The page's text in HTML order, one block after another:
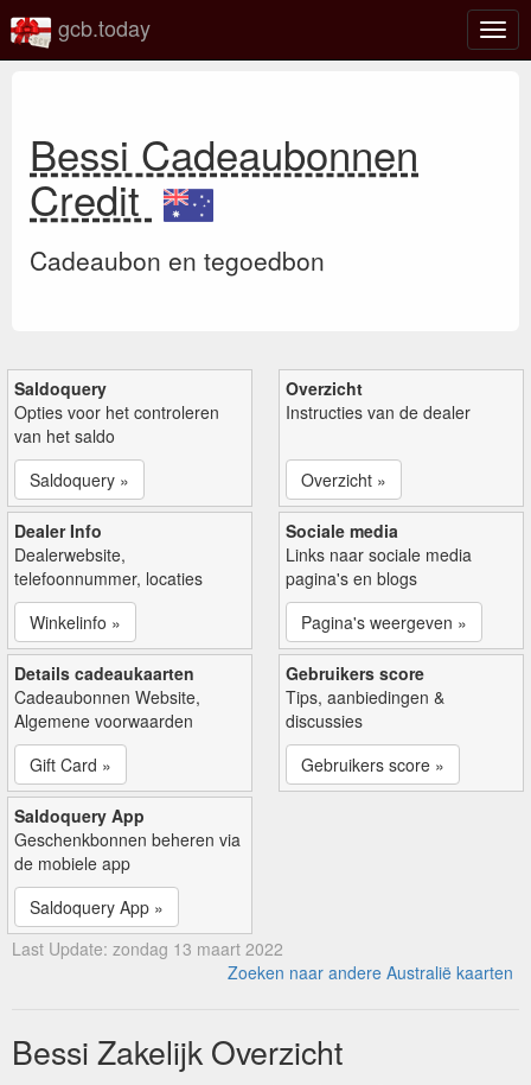
gcb.today
Bessi Cadeaubonnen
Credit
Cadeaubon en tegoedbon
Saldoquery
Opties voor het controleren
van het saldo
Saldoquery »
Overzicht
Instructies van de dealer
Overzicht »
Dealer Info
Dealerwebsite,
telefoonnummer, locaties
Winkelinfo »
Sociale media
Links naar sociale media
pagina's en blogs
Pagina's weergeven »
Details cadeaukaarten
Cadeaubonnen Website,
Algemene voorwaarden
Gift Card »
Gebruikers score
Tips, aanbiedingen &
discussies
Gebruikers score »
Saldoquery App
Geschenkbonnen beheren via
de mobiele app
Saldoquery App »
Last Update: zondag 13 maart 2022
Zoeken naar andere Australië kaarten
Bessi Zakelijk Overzicht